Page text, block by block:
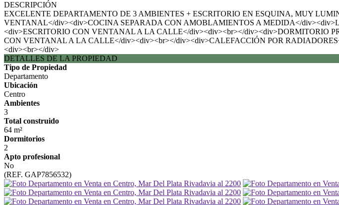
DESCRIPCIÓN
EXCELENTE DEPARTAMENTO DE 3 AMBIENTES + ESCRITORIO EN ESQUINA, MUY
VENTANAL</div><div>COCINA SEPARADA CON AMOBLAMIENTOS A MEDIDA</
<div>ESCRITORIO CON VENTANAL A LA CALLE</div><div><br></div><div>DORMITORIO
CON VENTANAL A LA CALLE</div><div><br></div><div>CALEFACCIÓN POR
<div><br></div>
DETALLES DE LA PROPIEDAD
Tipo de Propiedad
Departamento
Ubicación
Centro
Ambientes
3
Total construido
64 m²
Dormitorios
2
Apto profesional
No
(REF. GAP7856532)